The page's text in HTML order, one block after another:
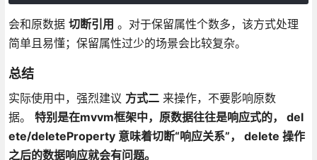
会和原数据 切断引用 。对于保留属性个数多，该方式处理
简单且易懂；保留属性过少的场景会比较复杂。
总结
实际使用中，强烈建议 方式二来操作，不要影响原数
据。 特别是在mvvm框架中，原数据往往是响应式的， del
ete/deleteProperty 意味着切断“响应关系”， delete 操作
之后的数据响应就会有问题。